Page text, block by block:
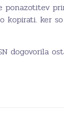
ponazotitev
kopirati. ker
dogovorila